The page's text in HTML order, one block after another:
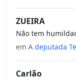
ZUEIRA
Não tem
em A deputada
Carlão